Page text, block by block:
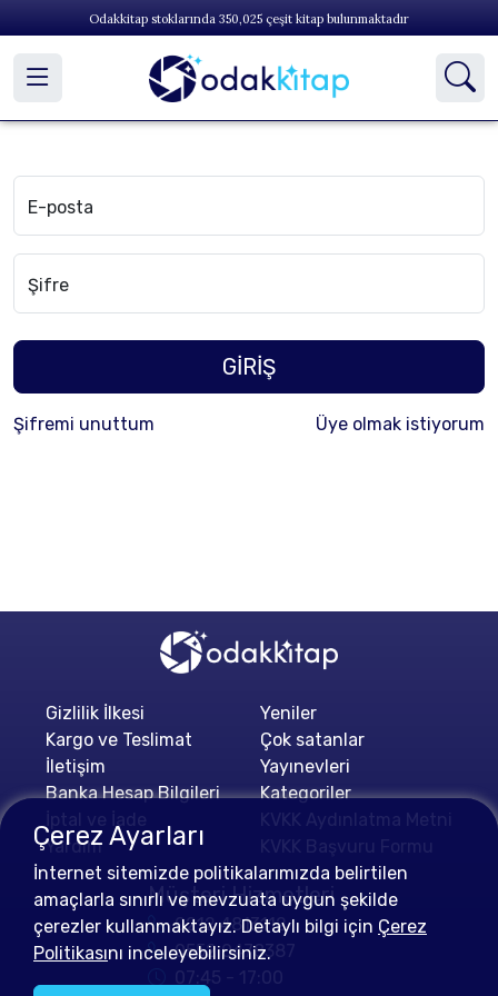
Odakkitap stoklarında 350,025 çeşit kitap bulunmaktadır
E-posta
Şifre
GİRİŞ
Şifremi unuttum Üye olmak istiyorum
Gizlilik İlkesi
Kargo ve Teslimat
İletişim
Banka Hesap Bilgileri
Yardım
Yeniler
Çok satanlar
Yayınevleri
Kategoriler
Müşteri Hizmetleri
0212 4813112
0552 0478387
07:45 - 17:00
Çerez Ayarları
İnternet sitemizde politikalarımızda belirtilen
amaçlarla sınırlı ve mevzuata uygun şekilde
çerezler kullanmaktayız. Detaylı bilgi için Çerez
Politikasını inceleyebilirsiniz.